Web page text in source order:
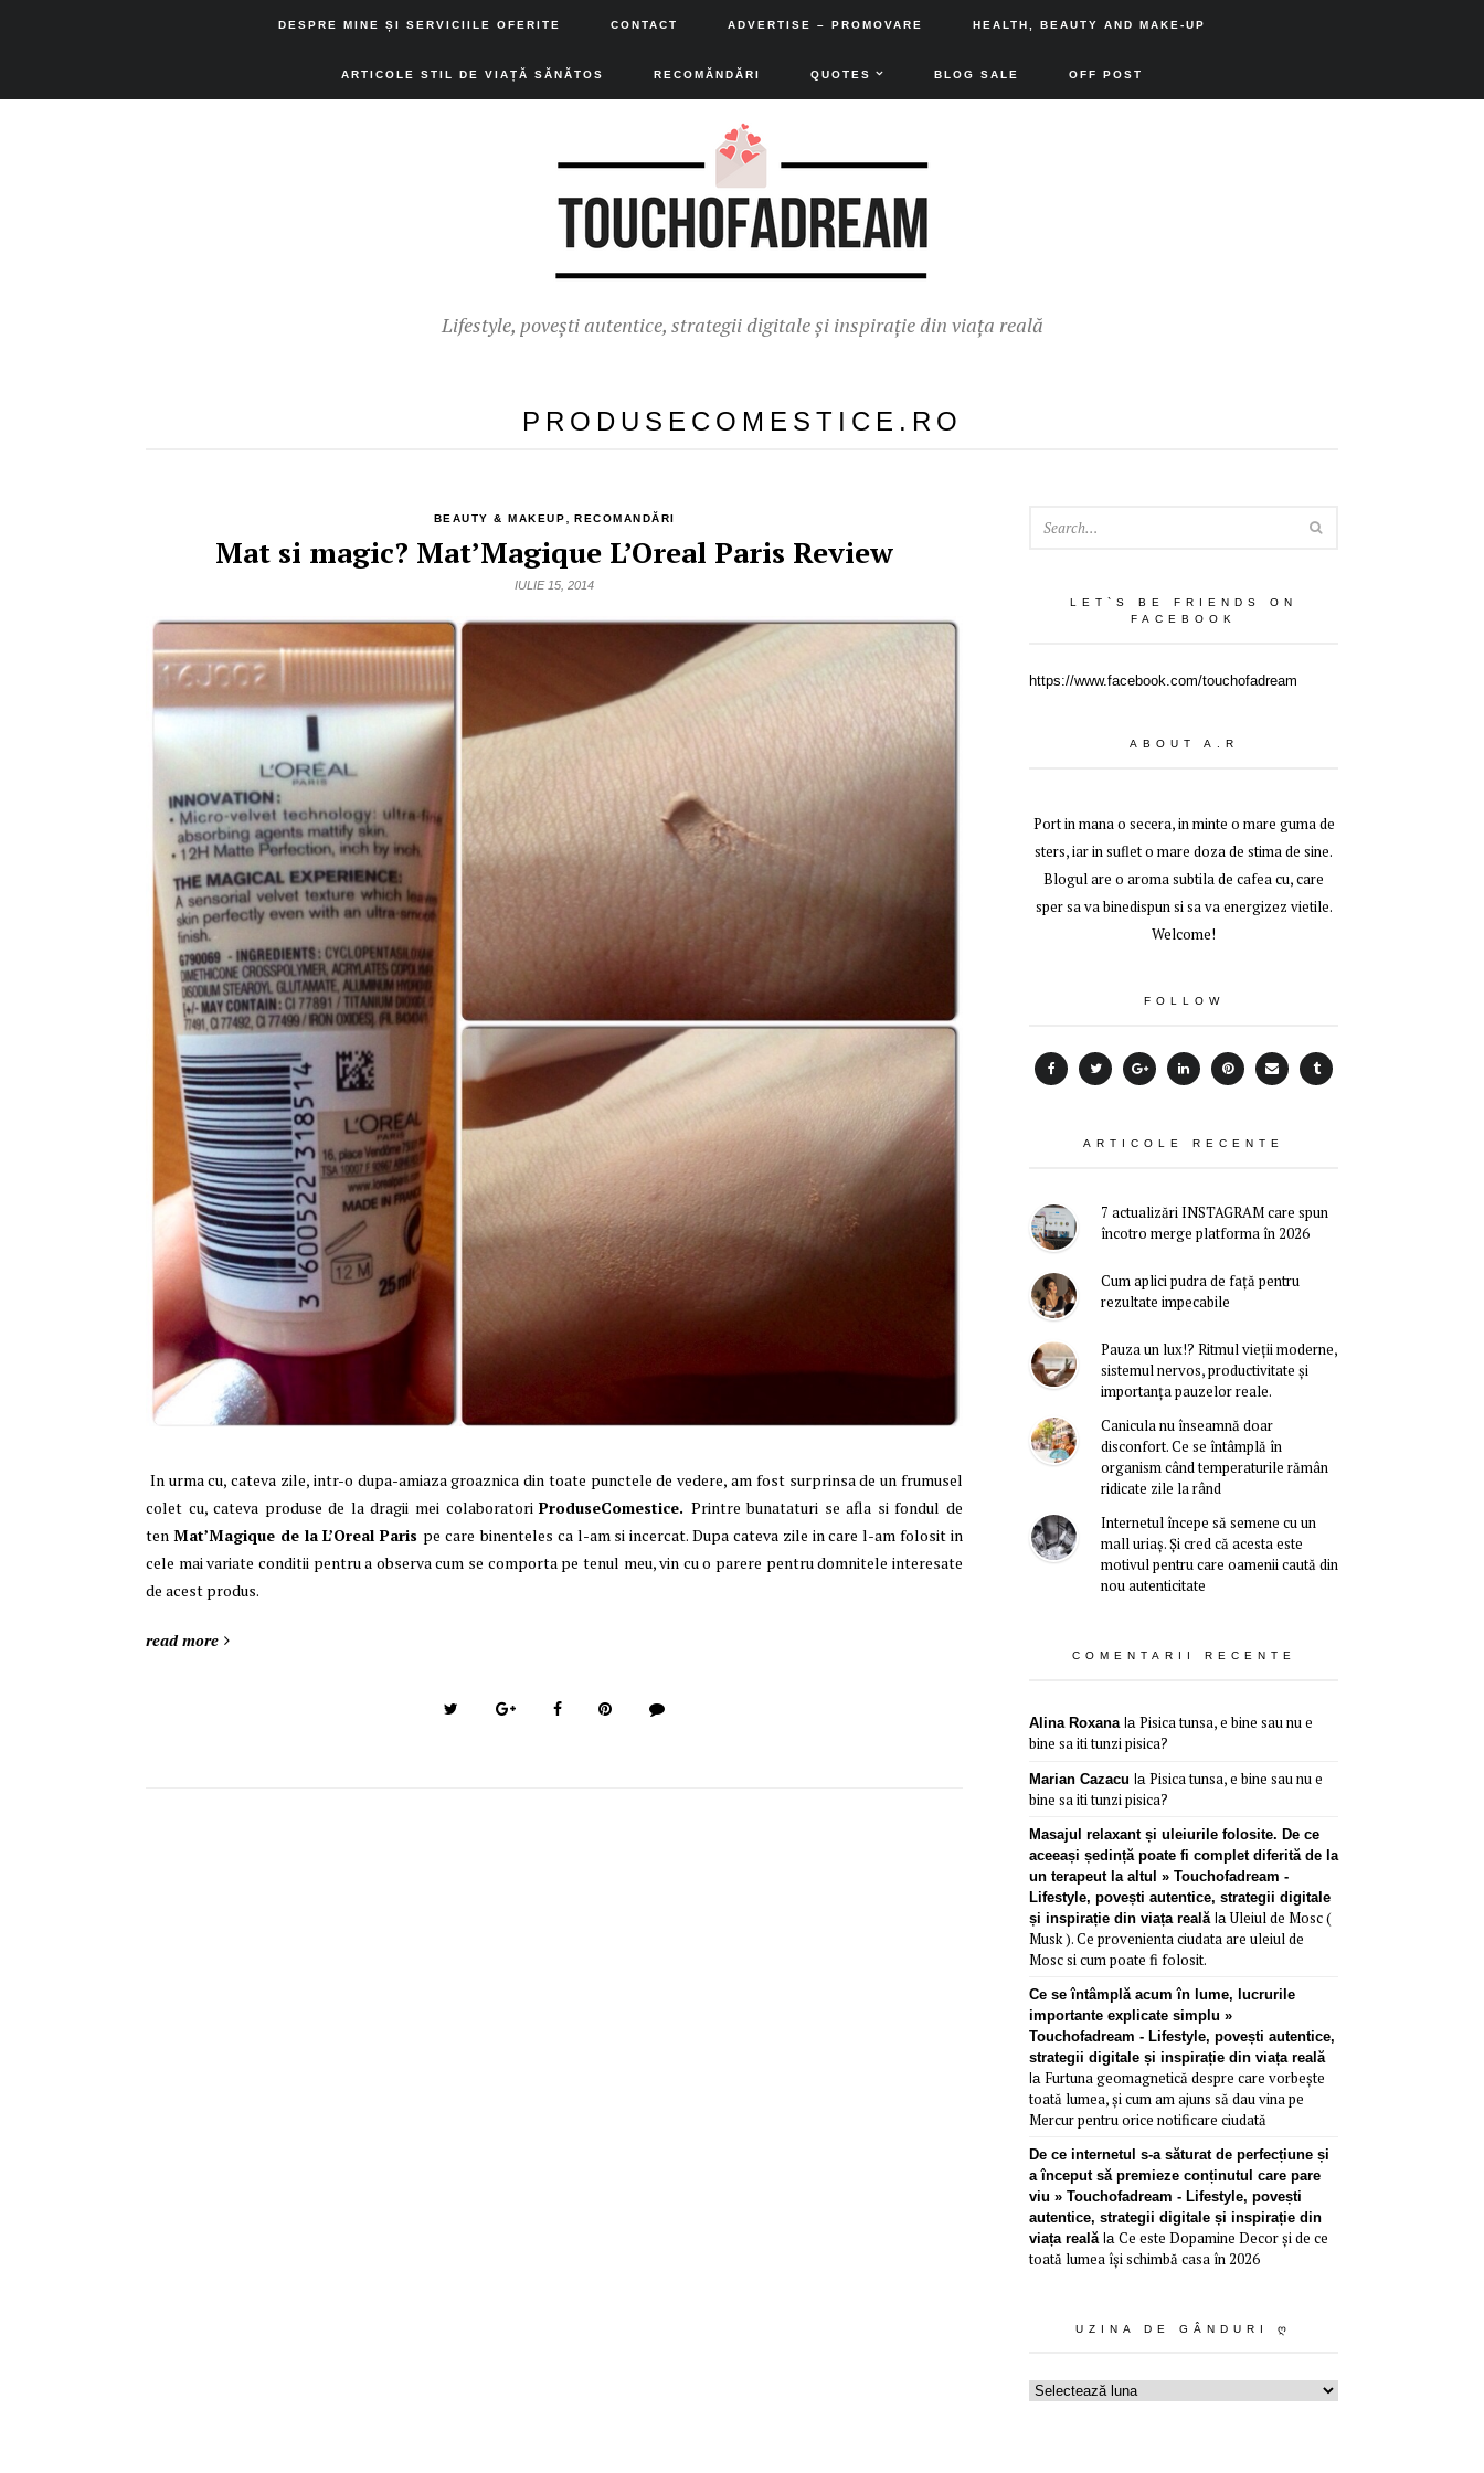
DESPRE MINE ȘI SERVICIILE OFERITE CONTACT ADVERTISE – PROMOVARE HEALTH, BEAUTY AND MAKE-UP
ARTICOLE STIL DE VIAȚĂ SĂNĂTOS RECOMĂNDĂRI QUOTES BLOG SALE OFF POST
Lifestyle, povești autentice, strategii digitale și inspirație din viața reală
PRODUSECOMESTICE.RO
BEAUTY & MAKEUP RECOMANDĂRI
Mat si magic? Mat’Magique L’Oreal Paris Review
IULIE 15, 2014
In urma cu, cateva zile, intr-o dupa-amiaza groaznica din toate punctele de vedere, am fost surprinsa de un frumusel
colet cu, cateva produse de la dragii mei colaboratoriProduseComestice. Printre bunataturi se afla si fondul de
ten Mat’Magique de la L’Oreal Paris pe care binenteles ca l-am si incercat. Dupa cateva zile in care l-am folosit in
cele mai variate conditii pentru a observa cum se comporta pe tenul meu, vin cu o parere pentru domnitele interesate
de acest produs.
read more
LET`S BE FRIENDS ON
FACEBOOK
https://www.facebook.com/touchofadream
ABOUT A.R
Port in mana o secera, in minte o mare guma de
sters, iar in suflet o mare doza de stima de sine.
Blogul are o aroma subtila de cafea cu, care
sper sa va binedispun si sa va energizez vietile.
Welcome!
FOLLOW
ARTICOLE RECENTE
7 actualizări INSTAGRAM care spun
încotro merge platforma în 2026
Cum aplici pudra de față pentru
rezultate impecabile
Pauza un lux!? Ritmul vieții moderne,
sistemul nervos, productivitate și
importanța pauzelor reale.
Canicula nu înseamnă doar
disconfort. Ce se întâmplă în
organism când temperaturile rămân
ridicate zile la rând
Internetul începe să semene cu un
mall uriaș. Și cred că acesta este
motivul pentru care oamenii caută din
nou autenticitate
COMENTARII RECENTE
Alina Roxanala Pisica tunsa, e bine sau nu e
bine sa iti tunzi pisica?
Marian Cazacu la Pisica tunsa, e bine sau nu e
bine sa iti tunzi pisica?
Masajul relaxant și uleiurile folosite. De ce
aceeași ședință poate fi complet diferită de la
un terapeut la altul » Touchofadream -
Lifestyle, povești autentice, strategii digitale
și inspirație din viața reală laUleiul de Mosc (
Musk ). Ce provenienta ciudata are uleiul de
Mosc si cum poate fi folosit.
Ce se întâmplă acum în lume, lucrurile
importante explicate simplu »
Touchofadream - Lifestyle, povești autentice,
strategii digitale și inspirație din viața reală
la Furtuna geomagnetică despre care vorbește
toată lumea, și cum am ajuns să dau vina pe
Mercur pentru orice notificare ciudată
De ce internetul s-a săturat de perfecțiune și
a început să premieze conținutul care pare
viu » Touchofadream - Lifestyle, povești
autentice, strategii digitale și inspirație din
viața reală la Ce este Dopamine Decor și de ce
toată lumea își schimbă casa în 2026
UZINA DE GÂNDURI Ღ
Uzina